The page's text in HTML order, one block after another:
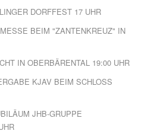
DORFFEST 17 UHR
BEIM "ZANTENKREUZ" IN
IN OBERBÄRENTAL 19:00 UHR
KJAV BEIM SCHLOSS
JHB-GRUPPE